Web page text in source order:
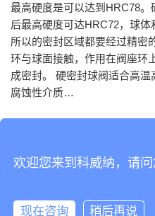
最高硬度是可以达到HRC78
后最高硬度可达HRC72，球
所以的密封区域都要经过精密
环与球面接触，作用在阀座环
成密封。 硬密封球阀适合高
腐蚀性介质…
Copyright © 2019 版权所有粤ICP备
自动化
欢迎您来到科威纳，请
现在咨询 稍后再说